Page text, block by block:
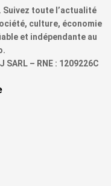
toute l’actualité
culture, économie
et indépendante au
– RNE : 1209226C